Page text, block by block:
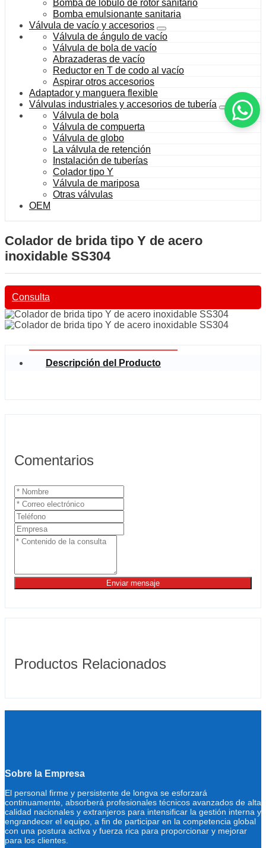
Bomba de lóbulo de rotor sanitario
Bomba emulsionante sanitaria
Válvula de vacío y accesorios
Válvula de ángulo de vacío
Válvula de bola de vacío
Abrazaderas de vacío
Reductor en T de codo al vacío
Aspirar otros accesorios
Adaptador y manguera flexible
Válvulas industriales y accesorios de tubería
Válvula de bola
Válvula de compuerta
Válvula de globo
La válvula de retención
Instalación de tuberías
Colador tipo Y
Válvula de mariposa
Otras válvulas
OEM
Colador de brida tipo Y de acero
inoxidable SS304
Consulta
Descripción del Producto
Comentarios
Enviar mensaje
Productos Relacionados
Sobre la Empresa
El personal firme y persistente de longva se esforzará
continuamente, absorberá profesionales técnicos avanzados de alta
calidad nacionales y extranjeros para intensificar la gestión interna y
engrandecer el equipo, a fin de participar en la competencia global
con una postura activa y fuerza rica para proporcionar y mejorar
para los clientes.